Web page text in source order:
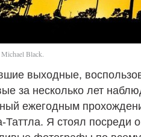
Black.
выходные,
за несколько лет
ежегодным
Таттла. Я стоял посреди